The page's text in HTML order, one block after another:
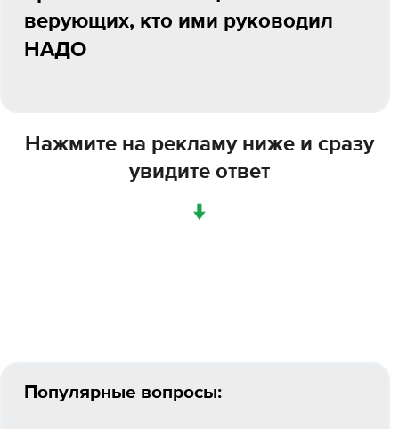
верующих, кто ими руководил
НАДО
Нажмите на рекламу ниже и сразу
увидите ответ
↓
Популярные вопросы: